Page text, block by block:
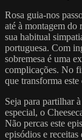
Rosa guia-nos
até à montagem do
sua habitual
portuguesa. Com
sobremesa é uma
complicações. No
que transforma
Seja para partilhar
especial, o
Não percas este
episódios e